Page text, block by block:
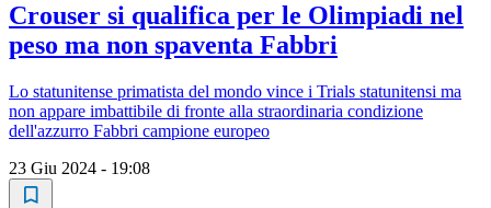
Crouser si qualifica per le Olimpiadi nel
peso ma non spaventa Fabbri
Lo statunitense primatista del mondo vince i Trials statunitensi ma
non appare imbattibile di fronte alla straordinaria condizione
dell'azzurro Fabbri campione europeo
23 Giu 2024 - 19:08